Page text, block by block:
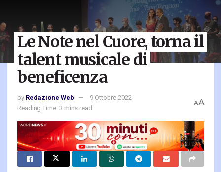
Le Note nel Cuore, torna il
talent musicale di
beneficenza
by Redazione Web
9 Ottobre 2022
Reading Time: 3 mins read
AA